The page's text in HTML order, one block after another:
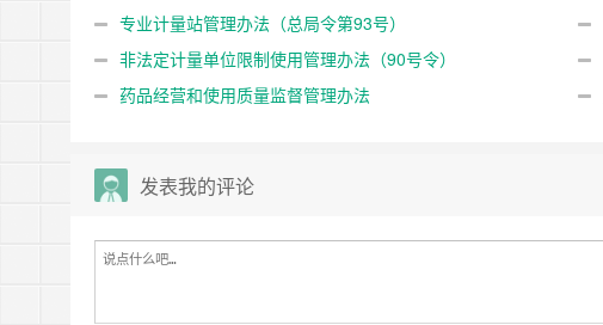
专业计量站管理办法（总局令第93号）
非法定计量单位限制使用管理办法（90号令）
药品经营和使用质量监督管理办法
发表我的评论